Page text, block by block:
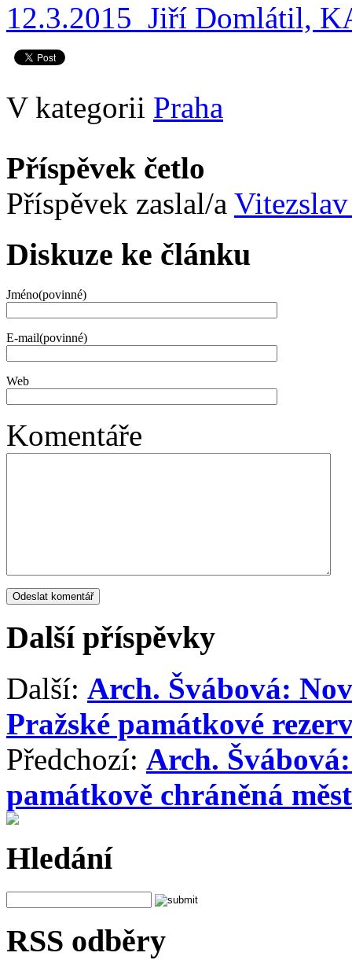
12.3.2015 Jiří Domlátil,
V kategorii Praha
Příspěvek četlo
Příspěvek zaslal/a
Diskuze ke článku
Jméno(povinné)
E-mail(povinné)
Web
Komentáře
Další příspěvky
Další: Arch. Švábová:
Pražské památkové
Předchozí: Arch.
památkově chráněná
Hledání
RSS odběry